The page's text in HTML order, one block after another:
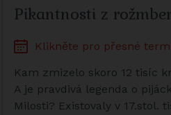
Pikantnosti z
Klikněte pro přesné
Kam zmizelo skoro 12 tisíc
A je pravdivá legenda o
Milosti? Existovaly v 17.stol.